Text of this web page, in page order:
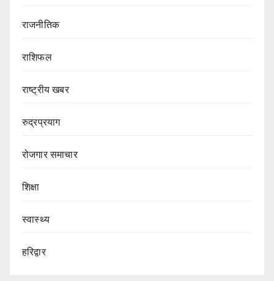
राजनीतिक
राशिफल
राष्ट्रीय खबर
रुद्रप्रयाग
रोजगार समाचार
शिक्षा
स्वास्थ्य
हरिद्वार